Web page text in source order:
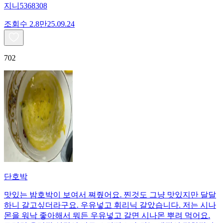
지니5368308
조회수 2.8만25.09.24
702
단호박
맛있는 밤호박이 보여서 쪄줬어요. 찐것도 그냥 맛있지만 달달
하니 갈고싶더라구요. 우유넣고 휘리닉 갈았습니다. 저는 시나
몬을 워낙 좋아해서 뭐든 우유넣고 갈면 시나몬 뿌려 먹어요.